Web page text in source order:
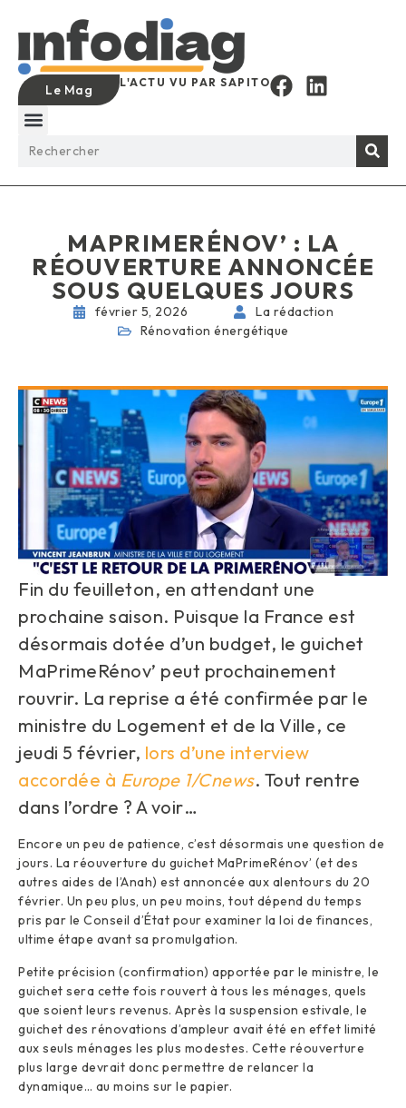
Le Mag L'ACTU VU PAR SAPITO
MAPRIMERÉNOV’ : LA
RÉOUVERTURE ANNONCÉE
SOUS QUELQUES JOURS
février 5, 2026
La rédaction
Rénovation énergétique
Fin du feuilleton, en attendant une
prochaine saison. Puisque la France est
désormais dotée d’un budget, le guichet
MaPrimeRénov’ peut prochainement
rouvrir. La reprise a été confirmée par le
ministre du Logement et de la Ville, ce
jeudi 5 février, lors d’une interview
accordée à Europe 1/Cnews. Tout rentre
dans l’ordre ? A voir…
Encore un peu de patience, c’est désormais une question de
jours. La réouverture du guichet MaPrimeRénov’ (et des
autres aides de l’Anah) est annoncée aux alentours du 20
février. Un peu plus, un peu moins, tout dépend du temps
pris par le Conseil d’État pour examiner la loi de finances,
ultime étape avant sa promulgation.
Petite précision (confirmation) apportée par le ministre, le
guichet sera cette fois rouvert à tous les ménages, quels
que soient leurs revenus. Après la suspension estivale, le
guichet des rénovations d’ampleur avait été en effet limité
aux seuls ménages les plus modestes. Cette réouverture
plus large devrait donc permettre de relancer la
dynamique… au moins sur le papier.